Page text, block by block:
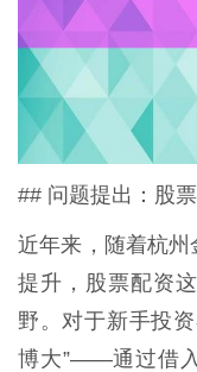
## 问题提出：股
近年来，随着杭
提升，股票配资
野。对于新手投
博大”——通过借